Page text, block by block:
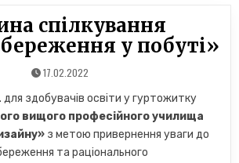
спілкування
у побуті»
17.02.2022
здобувачів освіти у гуртожитку
вищого професійного училища
з метою привернення уваги до
та раціонального